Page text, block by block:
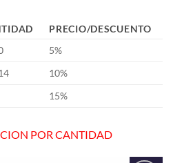
PRECIO/DESCUENTO
5%
10%
15%
POR CANTIDAD